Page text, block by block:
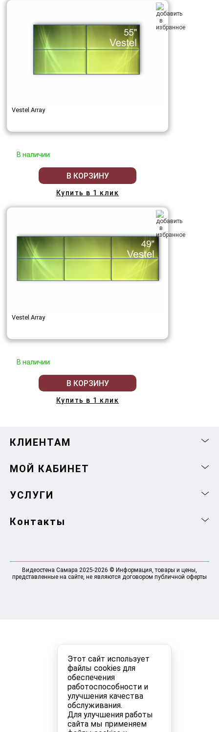
Этот сайт использует
файлы cookies для
обеспечения
работоспособности и
улучшения качества
обслуживания.
Для улучшения работы
сайта мы применяем
Vestel Array
В наличии
В КОРЗИНУ
Купить в 1 клик
Vestel Array
В наличии
В КОРЗИНУ
Купить в 1 клик
КЛИЕНТАМ
МОЙ КАБИНЕТ
УСЛУГИ
Контакты
Видеостена Самара 2025-2026 © Информация, товары и цены,
представленные на сайте, не являются договором публичной оферты